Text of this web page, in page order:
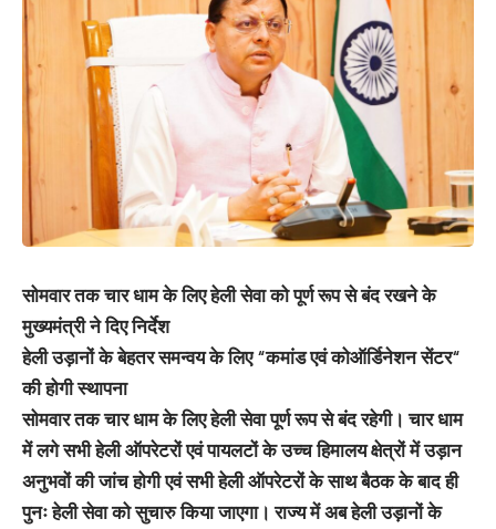
सोमवार तक चार धाम के लिए हेली सेवा को पूर्ण रूप से बंद रखने के
मुख्यमंत्री ने दिए निर्देश
हेली उड़ानों के बेहतर समन्वय के लिए “कमांड एवं कोऑर्डिनेशन सेंटर“
की होगी स्थापना
सोमवार तक चार धाम के लिए हेली सेवा पूर्ण रूप से बंद रहेगी। चार धाम
में लगे सभी हेली ऑपरेटरों एवं पायलटों के उच्च हिमालय क्षेत्रों में उड़ान
अनुभवों की जांच होगी एवं सभी हेली ऑपरेटरों के साथ बैठक के बाद ही
पुनः हेली सेवा को सुचारु किया जाएगा। राज्य में अब हेली उड़ानों के